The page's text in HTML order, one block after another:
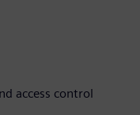
access control